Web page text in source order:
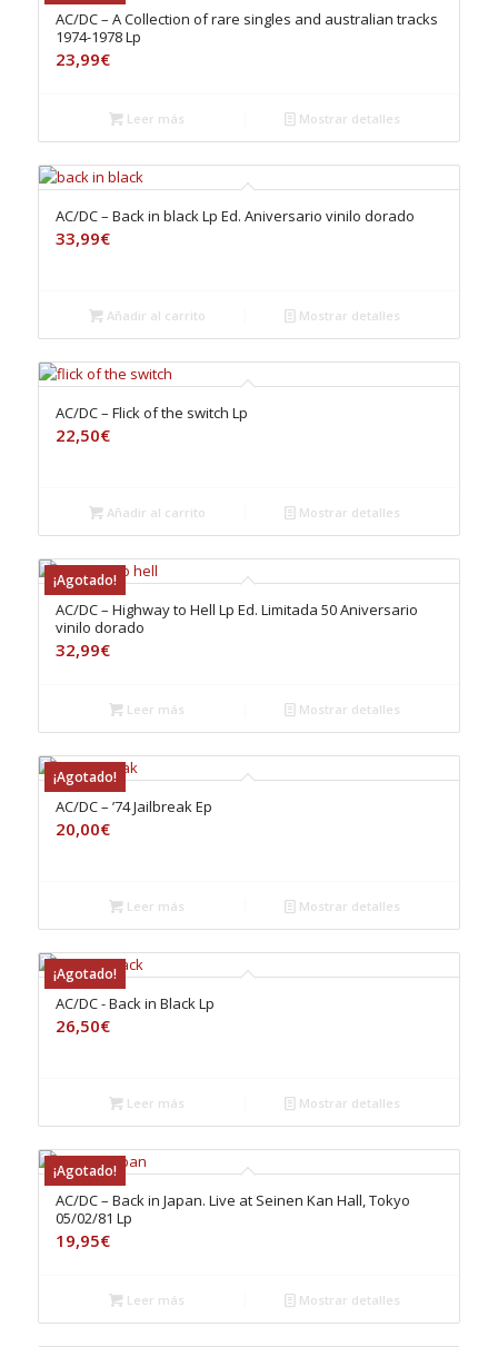
AC/DC – A Collection of rare singles and australian tracks
1974-1978 Lp
23,99€
Leer más Mostrar detalles
AC/DC – Back in black Lp Ed. Aniversario vinilo dorado
33,99€
Añadir al carrito Mostrar detalles
AC/DC – Flick of the switch Lp
22,50€
Añadir al carrito Mostrar detalles
¡Agotado!
AC/DC – Highway to Hell Lp Ed. Limitada 50 Aniversario
vinilo dorado
32,99€
Leer más Mostrar detalles
¡Agotado!
AC/DC – ’74 Jailbreak Ep
20,00€
Leer más Mostrar detalles
¡Agotado!
AC/DC ‎- Back in Black Lp
26,50€
Leer más Mostrar detalles
¡Agotado!
AC/DC – Back in Japan. Live at Seinen Kan Hall, Tokyo
05/02/81 Lp
19,95€
Leer más Mostrar detalles